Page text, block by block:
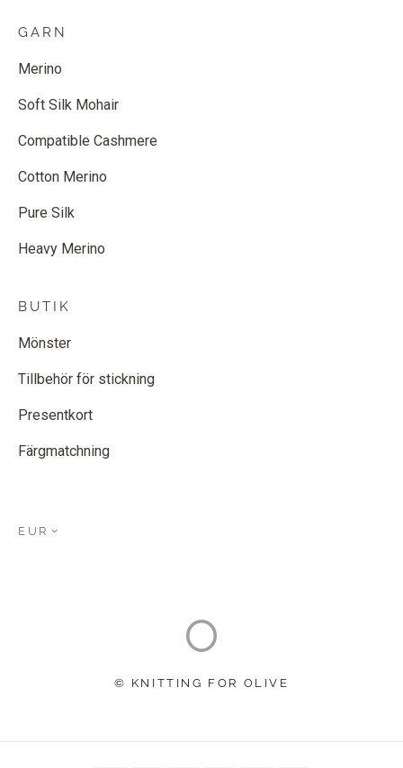
GARN
Merino
Soft Silk Mohair
Compatible Cashmere
Cotton Merino
Pure Silk
Heavy Merino
BUTIK
Mönster
Tillbehör för stickning
Presentkort
Färgmatchning
EUR
© KNITTING FOR OLIVE